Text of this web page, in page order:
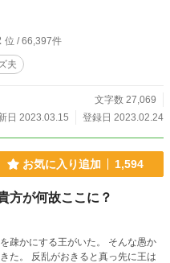
位 / 66,397件
夫
文字数 27,069
日 2023.03.15
登録日 2023.02.24
お気に入り追加 1,594
方が何故ここに？
疎かにする王がいた。 そんな愚か
先に王は